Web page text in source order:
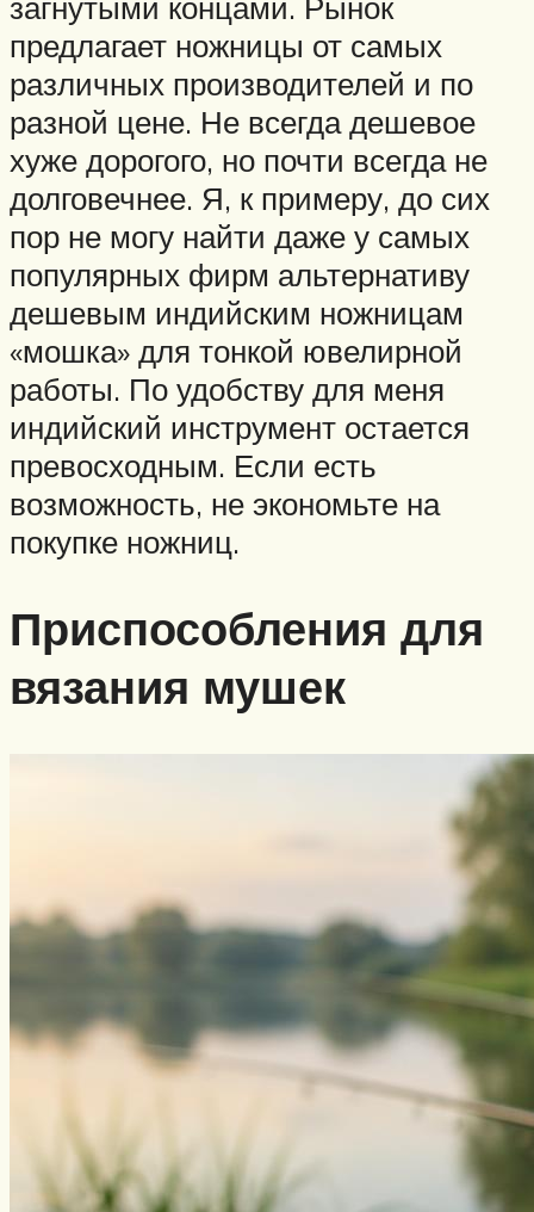
предлагает ножницы от самых
различных производителей и по
разной цене. Не всегда дешевое
хуже дорогого, но почти всегда не
долговечнее. Я, к примеру, до сих
пор не могу найти даже у самых
популярных фирм альтернативу
дешевым индийским ножницам
«мошка» для тонкой ювелирной
работы. По удобству для меня
индийский инструмент остается
превосходным. Если есть
возможность, не экономьте на
покупке ножниц.
Приспособления для
вязания мушек